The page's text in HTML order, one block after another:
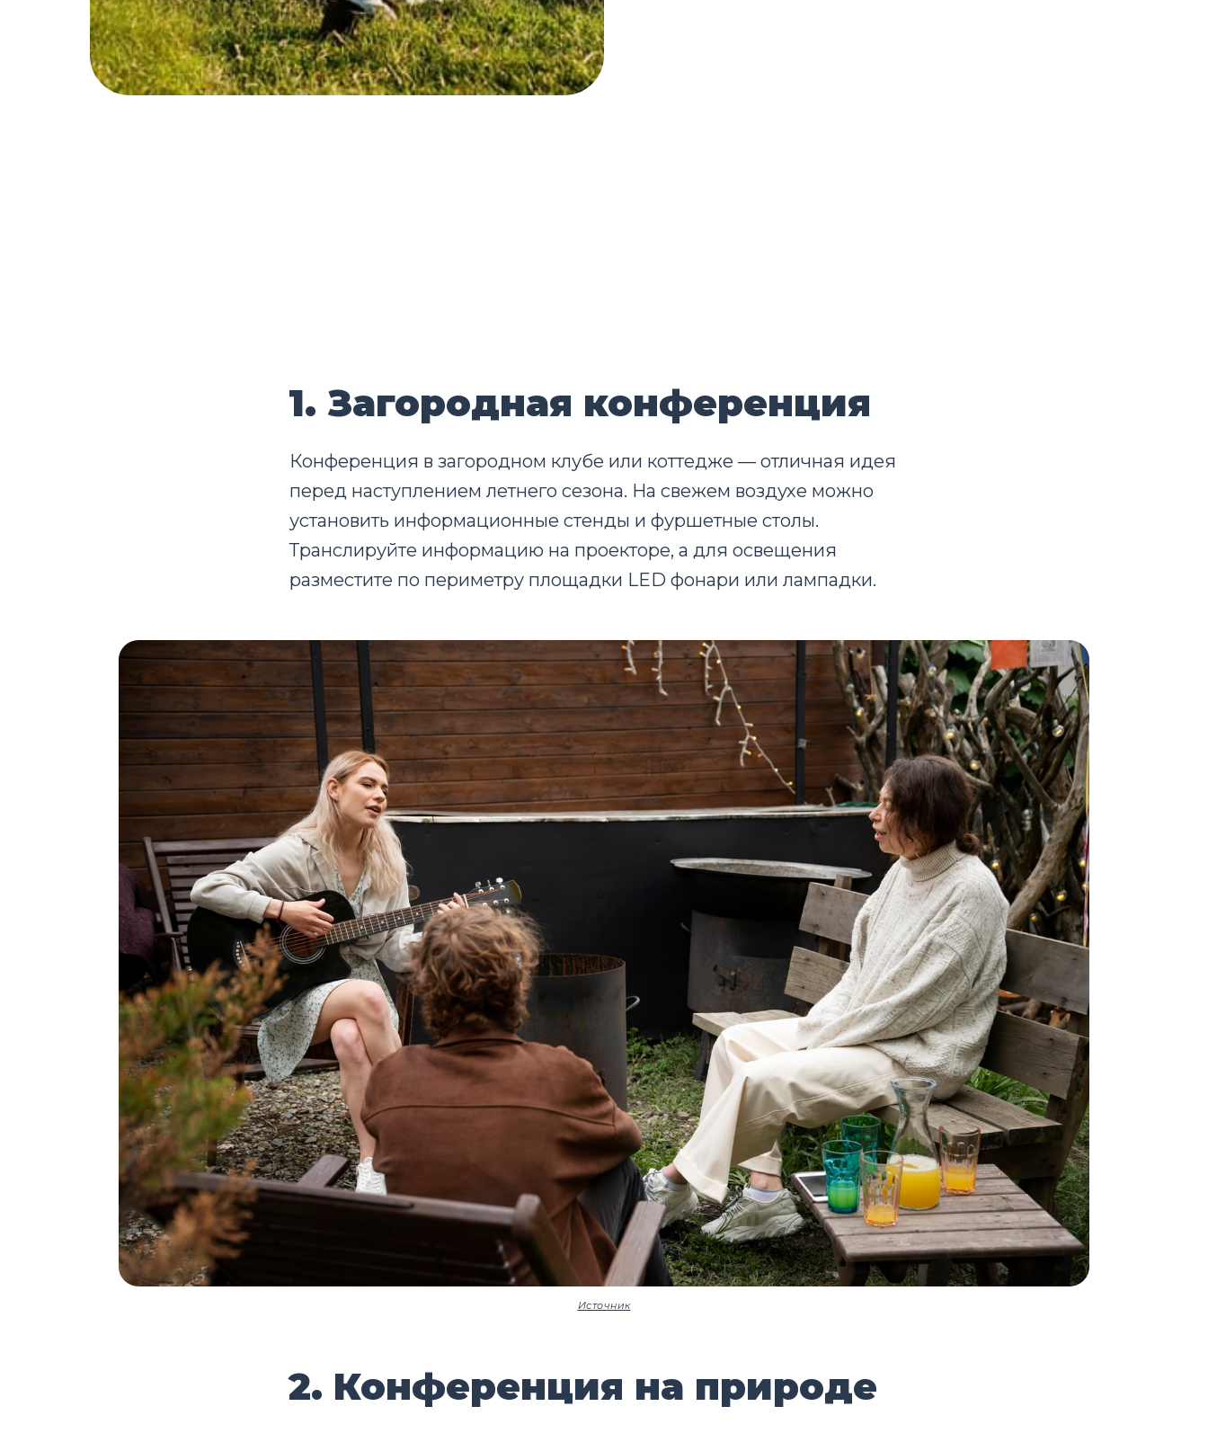
1. Загородная конференция
Конференция в загородном клубе или коттедже — отличная идея
перед наступлением летнего сезона. На свежем воздухе можно
установить информационные стенды и фуршетные столы.
Транслируйте информацию на проекторе, а для освещения
разместите по периметру площадки LED фонари или лампадки.
Источник
2. Конференция на природе